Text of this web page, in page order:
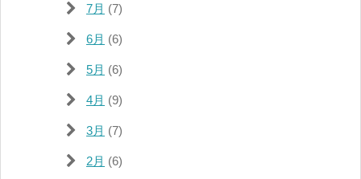
7月 (7)
6月 (6)
5月 (6)
4月 (9)
3月 (7)
2月 (6)